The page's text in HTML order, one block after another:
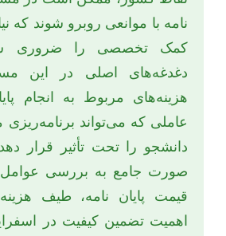
نامه با موانعی روبرو شوند که
کمک تخصصی را ضروری
دغدغه‌های اصلی در این
هزینه‌های مربوط به انجام
عاملی که می‌تواند
دانشجو را تحت تأثیر قرار
صورت جامع به بررسی عوامل
قیمت پایان نامه، طیف
اهمیت تضمین کیفیت در